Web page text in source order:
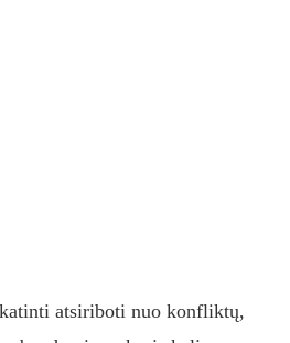
atsiriboti nuo konfliktų,